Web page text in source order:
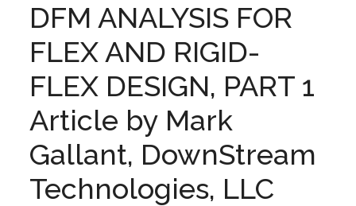
DFM ANALYSIS FOR
FLEX AND RIGID-
FLEX DESIGN, PART 1
Article by Mark
Gallant, DownStream
Technologies, LLC